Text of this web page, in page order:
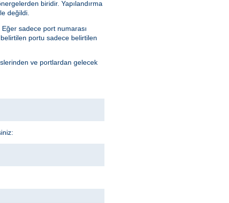
biridir. Yapılandırma
değildi.
sadece port numarası
portu sadece belirtilen
ve portlardan gelecek